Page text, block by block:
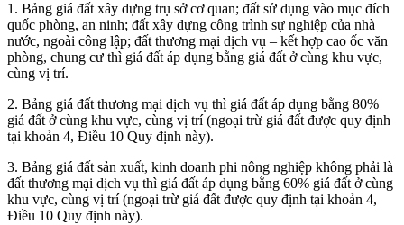
1. Bảng giá đất xây dựng trụ sở cơ quan; đất sử dụng vào mục đích
quốc phòng, an ninh; đất xây dựng công trình sự nghiệp của nhà
nước, ngoài công lập; đất thương mại dịch vụ – kết hợp cao ốc văn
phòng, chung cư thì giá đất áp dụng bằng giá đất ở cùng khu vực,
cùng vị trí.
2. Bảng giá đất thương mại dịch vụ thì giá đất áp dụng bằng 80%
giá đất ở cùng khu vực, cùng vị trí (ngoại trừ giá đất được quy định
tại khoản 4, Điều 10 Quy định này).
3. Bảng giá đất sản xuất, kinh doanh phi nông nghiệp không phải là
đất thương mại dịch vụ thì giá đất áp dụng bằng 60% giá đất ở cùng
khu vực, cùng vị trí (ngoại trừ giá đất được quy định tại khoản 4,
Điều 10 Quy định này).